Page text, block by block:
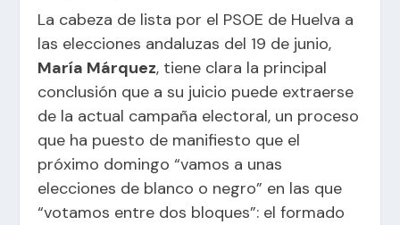
La cabeza de lista por el PSOE de Huelva a
las elecciones andaluzas del 19 de junio,
María Márquez, tiene clara la principal
conclusión que a su juicio puede extraerse
de la actual campaña electoral, un proceso
que ha puesto de manifiesto que el
próximo domingo “vamos a unas
elecciones de blanco o negro” en las que
“votamos entre dos bloques”: el formado